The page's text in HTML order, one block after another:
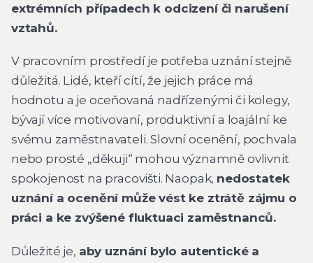
extrémních případech k odcizení či narušení
vztahů.
V pracovním prostředí je potřeba uznání stejně
důležitá. Lidé, kteří cítí, že jejich práce má
hodnotu a je oceňovaná nadřízenými či kolegy,
bývají více motivovaní, produktivní a loajální ke
svému zaměstnavateli. Slovní ocenění, pochvala
nebo prosté „děkuji“ mohou významně ovlivnit
spokojenost na pracovišti. Naopak, nedostatek
uznání a ocenění může vést ke ztrátě zájmu o
práci a ke zvýšené fluktuaci zaměstnanců.
Důležité je, aby uznání bylo autentické a